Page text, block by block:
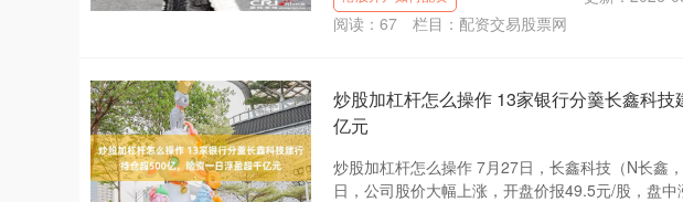
阅读： 67 栏目： 配资交易股票网
炒股加杠杆怎么操作 13家银行分羹长鑫科
亿元
炒股加杠杆怎么操作 7月27日，长鑫科技（N长鑫
日，公司股价大幅上涨，开盘价报49.5元/股，盘